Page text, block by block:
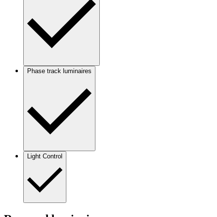
Phase track luminaires
Light Control